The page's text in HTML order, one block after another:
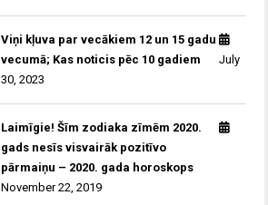
Viņi kļuva par vecākiem 12 un 15 gadu
vecumā; Kas noticis pēc 10 gadiem
July
30, 2023
Laimīgie! Šīm zodiaka zīmēm 2020.
gads nesīs visvairāk pozitīvo
pārmaiņu – 2020. gada horoskops
November 22, 2019